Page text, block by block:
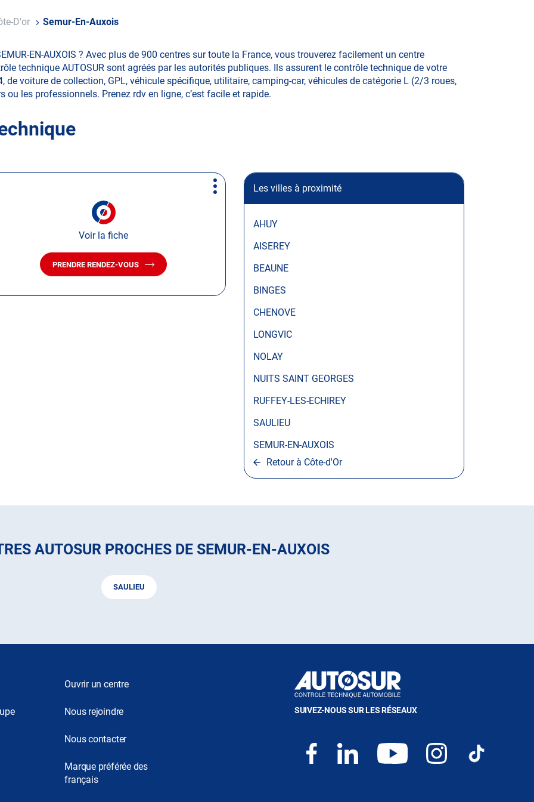
D'or Semur-En-Auxois
EN-AUXOIS ? Avec plus de 900 centres sur toute la France, vous trouverez facilement un centre
technique AUTOSUR sont agréés par les autorités publiques. Ils assurent le contrôle technique de votre
de voiture de collection, GPL, véhicule spécifique, utilitaire, camping-car, véhicules de catégorie L (2/3 roues,
les professionnels. Prenez rdv en ligne, c’est facile et rapide.
Les villes à proximité
AHUY
AISEREY
BEAUNE
BINGES
CHENOVE
LONGVIC
NOLAY
NUITS SAINT GEORGES
RUFFEY-LES-ECHIREY
SAULIEU
SEMUR-EN-AUXOIS
Retour à Côte-d'Or
Voir la fiche
PRENDRE RENDEZ-VOUS
AVEC
Plus
d'options
AUTOSUR PROCHES DE SEMUR-EN-AUXOIS
SAULIEU
Ouvrir un centre
Nous rejoindre
Nous contacter
Marque préférée des
français
SUIVEZ-NOUS SUR LES RÉSEAUX